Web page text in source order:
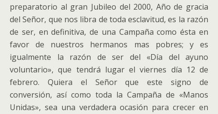
preparatorio al gran Jubileo del 2000, Año de gracia
del Señor, que nos libra de toda esclavitud, es la razón
de ser, en definitiva, de una Campaña como ésta en
favor de nuestros hermanos mas pobres; y es
igualmente la razón de ser del «Día del ayuno
voluntario», que tendrá lugar el viernes día 12 de
febrero. Quiera el Señor que este signo de
conversión, así como toda la Campaña de «Manos
Unidas», sea una verdadera ocasión para crecer en